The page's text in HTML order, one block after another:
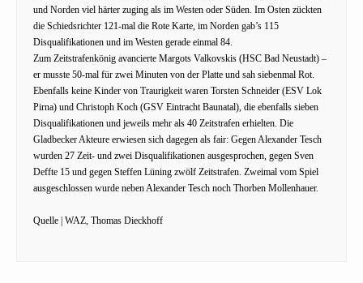
und Norden viel härter zuging als im Westen oder Süden. Im Osten zückten
die Schiedsrichter 121-mal die Rote Karte, im Norden gab’s 115
Disqualifikationen und im Westen gerade einmal 84.
Zum Zeitstrafenkönig avancierte Margots Valkovskis (HSC Bad Neustadt) –
er musste 50-mal für zwei Minuten von der Platte und sah siebenmal Rot.
Ebenfalls keine Kinder von Traurigkeit waren Torsten Schneider (ESV Lok
Pirna) und Christoph Koch (GSV Eintracht Baunatal), die ebenfalls sieben
Disqualifikationen und jeweils mehr als 40 Zeitstrafen erhielten. Die
Gladbecker Akteure erwiesen sich dagegen als fair: Gegen Alexander Tesch
wurden 27 Zeit- und zwei Disqualifikationen ausgesprochen, gegen Sven
Deffte 15 und gegen Steffen Lüning zwölf Zeitstrafen. Zweimal vom Spiel
ausgeschlossen wurde neben Alexander Tesch noch Thorben Mollenhauer.
Quelle | WAZ, Thomas Dieckhoff